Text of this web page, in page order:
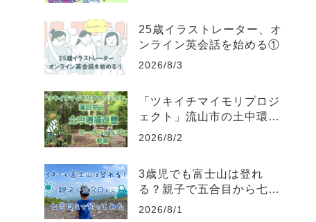
25歳イラストレーター、オ
ンライン英会話を始める①
2026/8/3
「ツキイチマイモリプロジ
ェクト」流山市の土中環境
改善ワークショップに参加
2026/8/2
3歳児でも富士山は登れ
る？親子で五合目から七合
目まで登ってみた
2026/8/1